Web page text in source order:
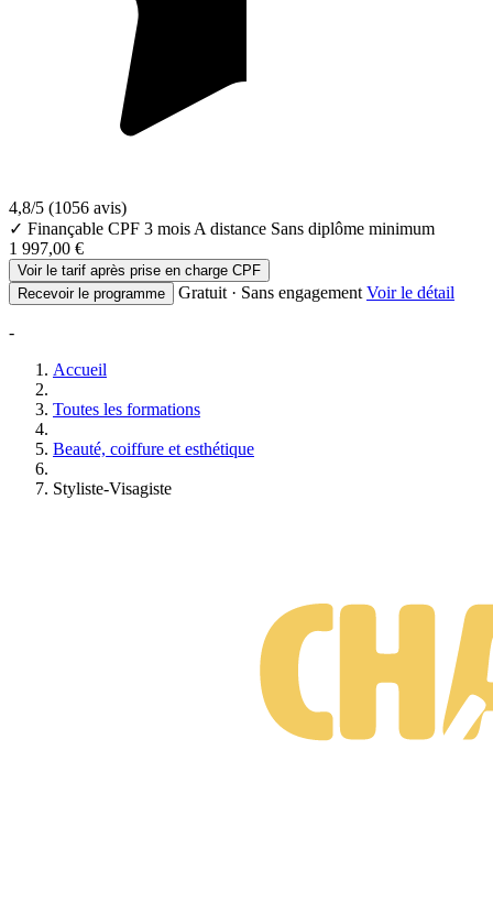
4,8/5 (1056 avis)
✓ Finançable CPF 3 mois A distance Sans diplôme minimum
1 997,00 €
Voir le tarif après prise en charge CPF
Recevoir le programme
Gratuit · Sans engagement Voir le détail
-
Accueil
Toutes les formations
Beauté, coiffure et esthétique
Styliste-Visagiste